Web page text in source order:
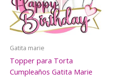
Gatita marie
Topper para Torta
Cumpleaños Gatita Marie